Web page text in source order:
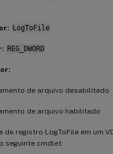
LogToFile
REG_DWORD
de arquivo desabilitado
de arquivo habilitado
de registro LogToFile em um
seguinte cmdlet: